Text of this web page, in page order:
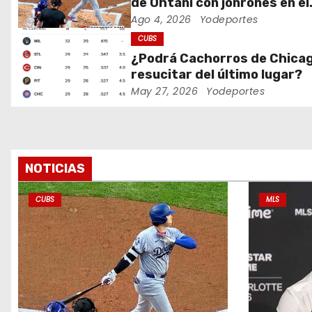
d
e
e
r
a
d
a
s
de Ohtani con jonrones en el
Wrigley Field
Ago 4, 2026 Yodeportes
CUBS
¿Podrá Cachorros de
resucitar del último lugar?
May 27, 2026 Yodeportes
NOTICIAS
CUBS MLS